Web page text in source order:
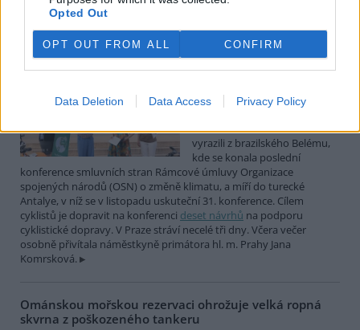
Opted Out
OPT OUT FROM ALL CONFIRM
Data Deletion Data Access Privacy Policy
Do Prahy dorazili jezdci cyklistické štafety, míří na
konferenci o klimatu
6.8.2026 15:08 | PRAHA (ČTK)
Do Prahy dnes dorazili jezdci
COP Bike Ride. Účastníci
vyrazili z brazilského Belému,
kde se konala poslední
konference smluvních stran Rámcové úmluvy Organizace
spojených národů (OSN) o změně klimatu, a míří do turecké
Antalye, v níž se v listopadu uskuteční 31. konference. Cílem
cyklistů je dopravit na konferenci deset návrhů na podporu
cyklistické dopravy. V Praze stráví necelé tři dny. Včera večer
osobně přivítala náměstkyně primátora hl. m. Prahy Jana
Komrsková.
Ománskou mořskou rezervaci ohrožuje velká ropná
skvrna z poškozeného tankeru